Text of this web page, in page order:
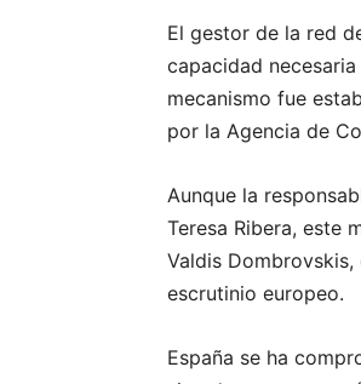
El gestor de la red
capacidad
mecanismo fue
por la Agencia de
Aunque la
Teresa Ribera, este
Valdis Dombrovskis,
escrutinio europeo.
España se ha